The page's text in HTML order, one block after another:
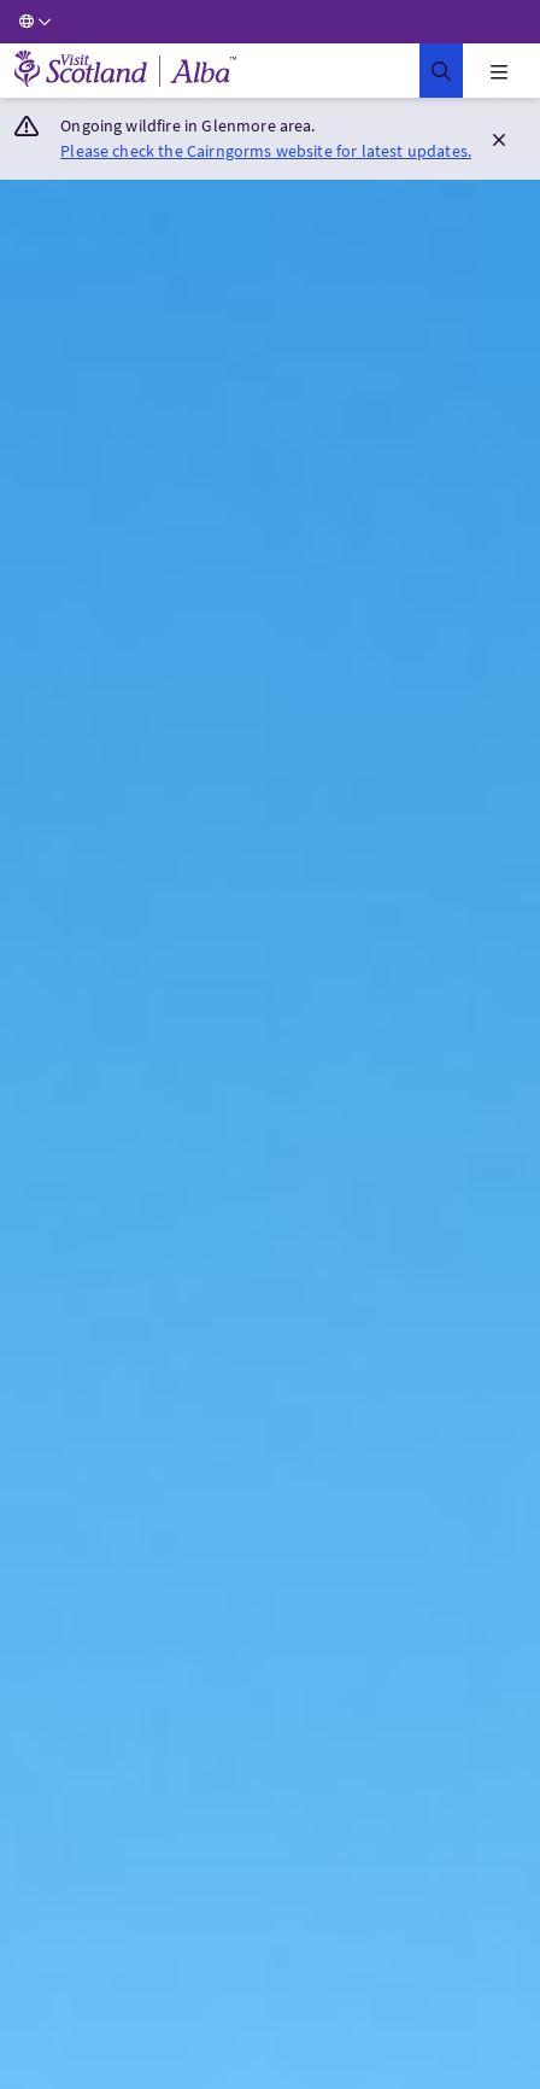
Visit Scotland Home
Ongoing wildfire in Glenmore area.
Please check the Cairngorms website for latest updates.